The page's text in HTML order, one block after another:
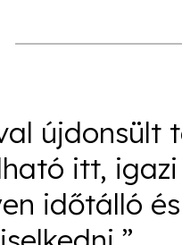
itt,
időtálló